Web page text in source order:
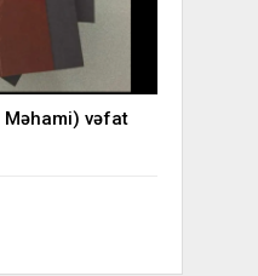
Məhami) vəfat